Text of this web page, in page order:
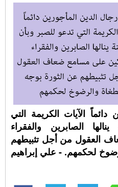
الآيات الكريمة التي
الصابرين والفقراء
العقول من أجل تثبيطهم
لحكمهم. - علي إبراهيم